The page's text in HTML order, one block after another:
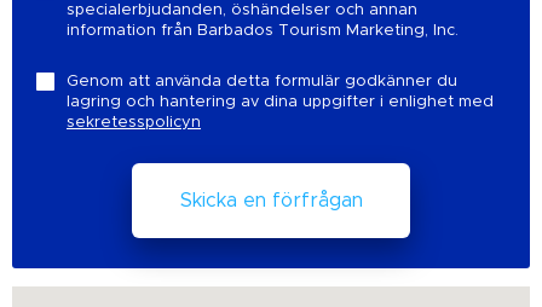
specialerbjudanden, öshändelser och annan
information från Barbados Tourism Marketing, Inc.
Genom att använda detta formulär godkänner du
lagring och hantering av dina uppgifter i enlighet med
sekretesspolicyn